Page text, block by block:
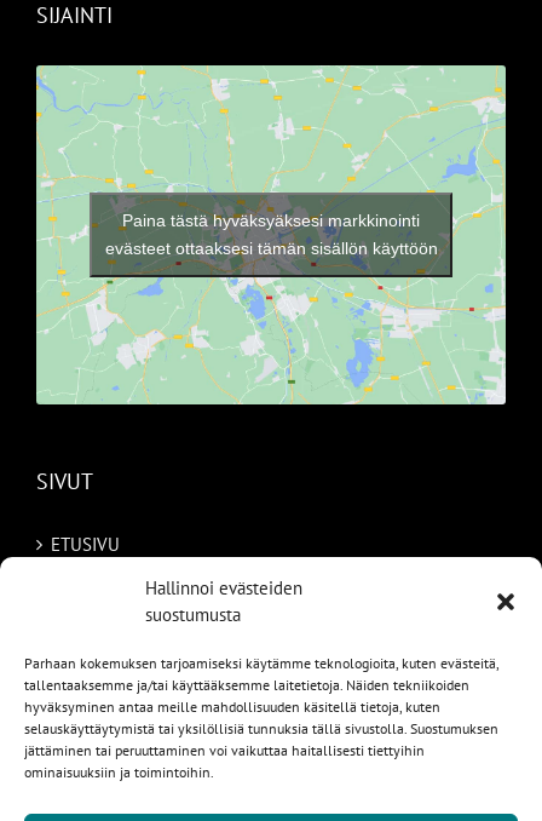
Hallinnoi evästeiden
suostumusta
Parhaan kokemuksen tarjoamiseksi käytämme teknologioita, kuten evästeitä,
tallentaaksemme ja/tai käyttääksemme laitetietoja. Näiden tekniikoiden
hyväksyminen antaa meille mahdollisuuden käsitellä tietoja, kuten
selauskäyttäytymistä tai yksilöllisiä tunnuksia tällä sivustolla. Suostumuksen
jättäminen tai peruuttaminen voi vaikuttaa haitallisesti tiettyihin
ominaisuuksiin ja toimintoihin.
SIJAINTI
Paina tästä hyväksyäksesi markkinointi
evästeet ottaaksesi tämän sisällön käyttöön
SIVUT
ETUSIVU
TILAA AUTO RUOTSISTA
PALVELUT